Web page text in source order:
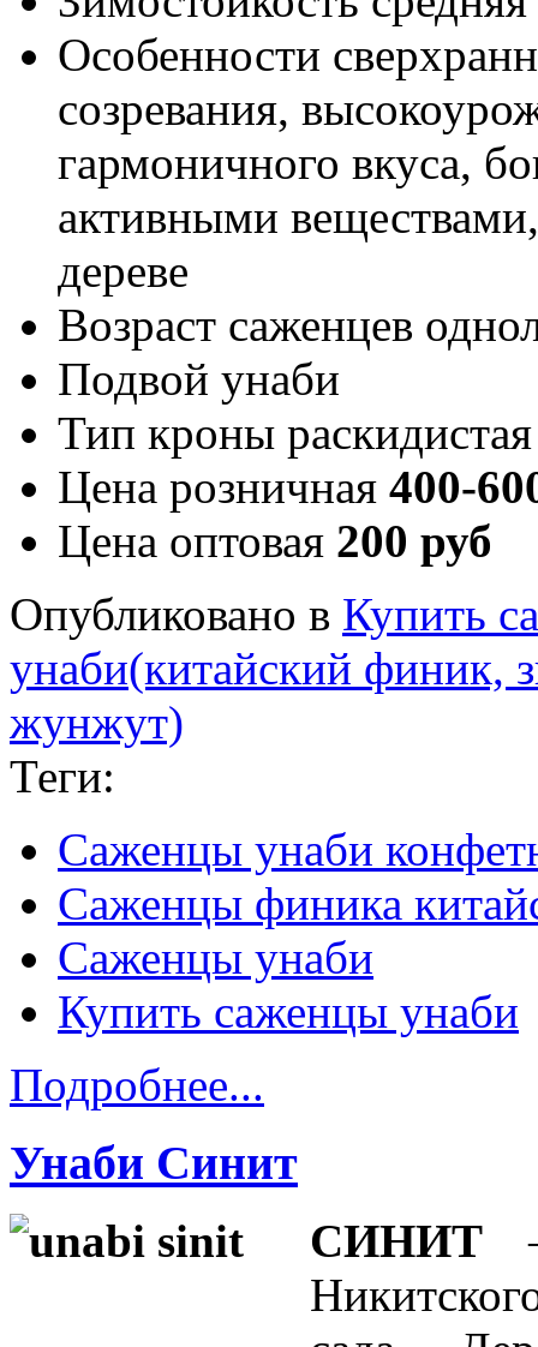
Особенности
созревания,
гармоничного вкуса,
активными
дереве
Возраст саженцев
Подвой унаби
Тип кроны раскидистая
Цена розничная 400-
Цена оптовая 200 руб
Опубликовано в Купить
унаби(китайский финик,
жунжут)
Теги:
Саженцы унаби
Саженцы финика
Саженцы унаби
Купить саженцы унаби
Подробнее...
Унаби Синит
СИНИТ